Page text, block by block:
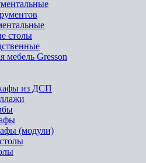
столы
мебель Gresson
из ДСП
(модули)